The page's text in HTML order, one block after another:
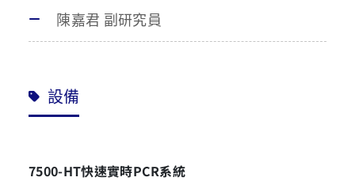
陳嘉君 副研究員
設備
7500-HT快速實時PCR系統